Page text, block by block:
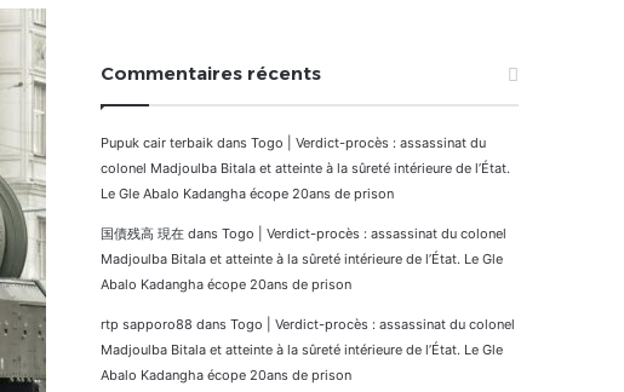
Commentaires récents
Pupuk cair terbaik dans Togo | Verdict-procès : assassinat du
colonel Madjoulba Bitala et atteinte à la sûreté intérieure de l’État.
Le Gle Abalo Kadangha écope 20ans de prison
国債残高 現在 dans Togo | Verdict-procès : assassinat du colonel
Madjoulba Bitala et atteinte à la sûreté intérieure de l’État. Le Gle
Abalo Kadangha écope 20ans de prison
rtp sapporo88 dans Togo | Verdict-procès : assassinat du colonel
Madjoulba Bitala et atteinte à la sûreté intérieure de l’État. Le Gle
Abalo Kadangha écope 20ans de prison